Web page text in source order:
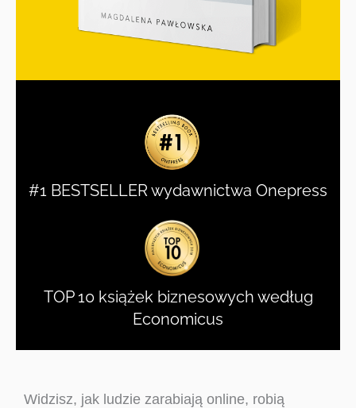
#1 BESTSELLER wydawnictwa Onepress
TOP 10 książek biznesowych według
Economicus
Widzisz, jak ludzie zarabiają online, robią